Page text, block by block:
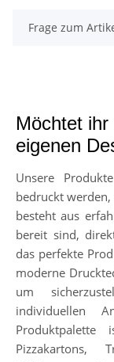
Frage zum
Möchtet
eigenen
Unsere
bedruckt werden,
besteht aus
bereit sind,
das perfekte
moderne
um
individuellen
Produktpalette
Pizzakartons,